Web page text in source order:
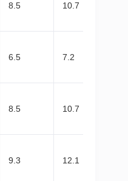
8.5 10.7
6.5 7.2
8.5 10.7
9.3 12.1